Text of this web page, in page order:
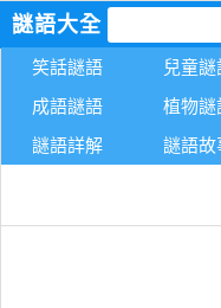
謎語大全
笑話謎語 兒童謎
成語謎語
植物謎
謎語詳解
謎語故